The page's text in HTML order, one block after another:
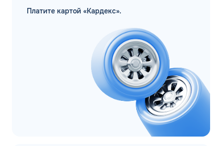
Платите картой «Кардекс».